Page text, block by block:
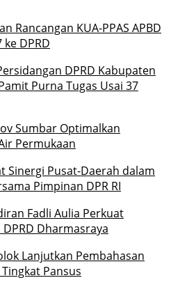
Rancangan KUA-PPAS APBD
DPRD
DPRD Kabupaten
Purna Tugas Usai 37
Sumbar Optimalkan
Permukaan
Sinergi Pusat-Daerah dalam
Pimpinan DPR RI
Fadli Aulia Perkuat
Dharmasraya
Lanjutkan Pembahasan
Pansus